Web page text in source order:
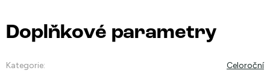
Doplňkové parametry
Kategorie: Celoroční